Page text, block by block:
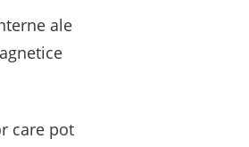
ale
care pot